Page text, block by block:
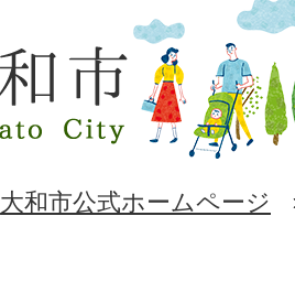
大和市公式ホームページ